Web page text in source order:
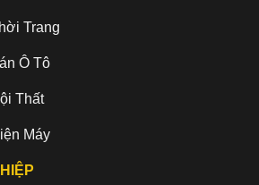
Trang
Ô Tô
Thất
Máy